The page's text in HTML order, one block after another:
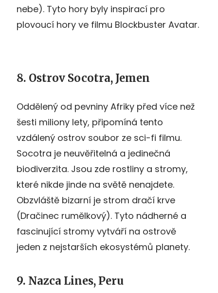
nebe). Tyto hory byly inspirací pro
plovoucí hory ve filmu Blockbuster Avatar.
8. Ostrov Socotra, Jemen
Oddělený od pevniny Afriky před více než
šesti miliony lety, připomíná tento
vzdálený ostrov soubor ze sci-fi filmu.
Socotra je neuvěřitelná a jedinečná
biodiverzita. Jsou zde rostliny a stromy,
které nikde jinde na světě nenajdete.
Obzvláště bizarní je strom dračí krve
(Dračinec rumělkový). Tyto nádherné a
fascinující stromy vytváří na ostrově
jeden z nejstarších ekosystémů planety.
9. Nazca Lines, Peru